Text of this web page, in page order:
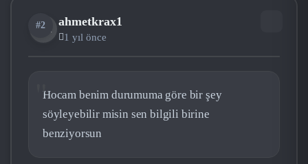
#2
AH
ahmetkrax1
1 yıl önce
Hocam benim durumuma göre bir şey
söyleyebilir misin sen bilgili birine
benziyorsun